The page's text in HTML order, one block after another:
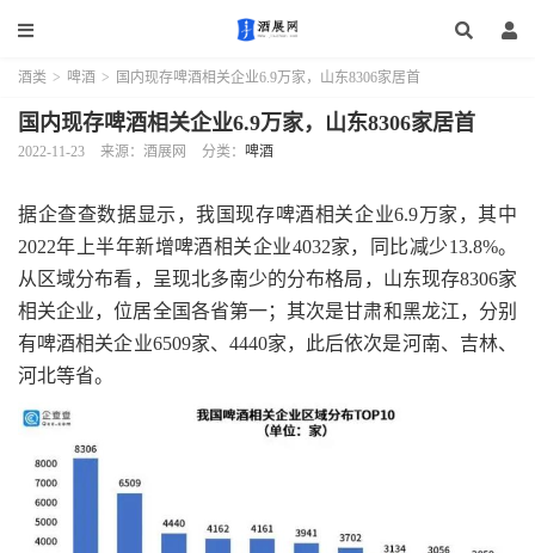
酒类 > 啤酒 > 国内现存啤酒相关企业6.9万家，山东8306家居首
国内现存啤酒相关企业6.9万家，山东8306家居首
2022-11-23 来源：酒展网 分类： 啤酒
据企查查数据显示，我国现存啤酒相关企业6.9万家，其中
2022年上半年新增啤酒相关企业4032家，同比减少13.8%。
从区域分布看，呈现北多南少的分布格局，山东现存8306家
相关企业，位居全国各省第一；其次是甘肃和黑龙江，分别
有啤酒相关企业6509家、4440家，此后依次是河南、吉林、
河北等省。